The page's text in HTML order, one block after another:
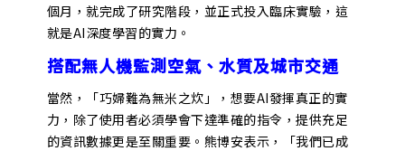
個月，就完成了研究階段，並正式投入臨床實驗，這
就是AI深度學習的實力。
搭配無人機監測空氣、水質及城市交通
當然，「巧婦難為無米之炊」，想要AI發揮真正的實
力，除了使用者必須學會下達準確的指令，提供充足
的資訊數據更是至關重要。熊博安表示，「我們已成